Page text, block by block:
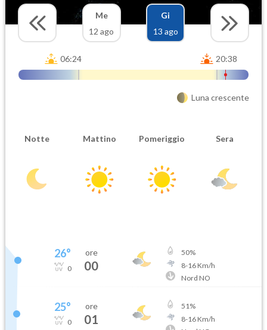
Me
12 ago
Gi
13 ago
06:24 20:38
Luna crescente
Notte Mattino Pomeriggio Sera
26°
0
ore
00
50%
8-16Km/h
Nord NO
25°
0
ore
01
51%
8-16Km/h